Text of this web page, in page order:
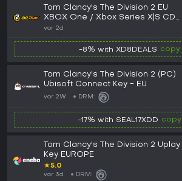
Tom Clancy's The Division 2 EU
XBOX One / Xbox Series X|S CD
Key
vor 2d
-8% with XD8DEALS copy
Tom Clancy's The Division 2 (PC)
Ubisoft Connect Key - EU
vor 2W DRM:
-17% with SEAL17XDD copy
Tom Clancy's The Division 2 Uplay
Key EUROPE
★5.0
vor 3d DRM: